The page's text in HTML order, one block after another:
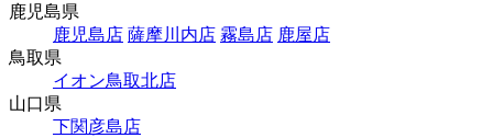
鹿児島県
鹿児島店 薩摩川内店 霧島店 鹿屋店
鳥取県
イオン鳥取北店
山口県
下関彦島店